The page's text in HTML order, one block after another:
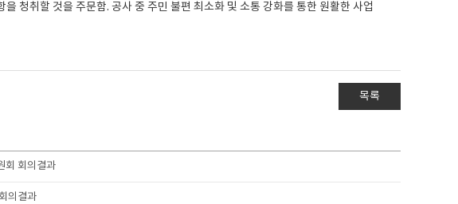
청취할 것을 주문함. 공사 중 주민 불편 최소화 및 소통 강화를 통한 원활한 사업
목록
회 회의결과
의결과